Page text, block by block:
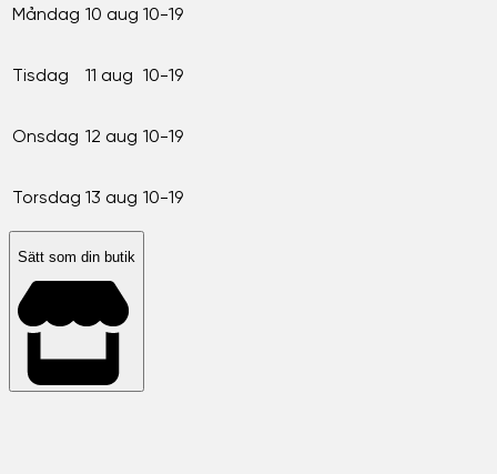
Måndag 10 aug 10-19
Tisdag 11 aug 10-19
Onsdag 12 aug 10-19
Torsdag 13 aug 10-19
Sätt som din butik